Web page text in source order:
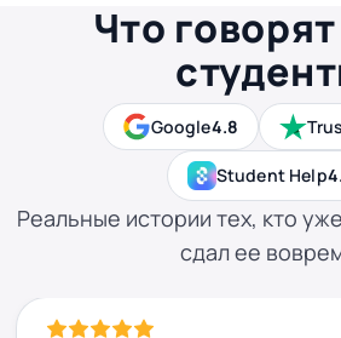
Google4.8
Student Help
Что
Реальные истории тех, кто
сдал ее